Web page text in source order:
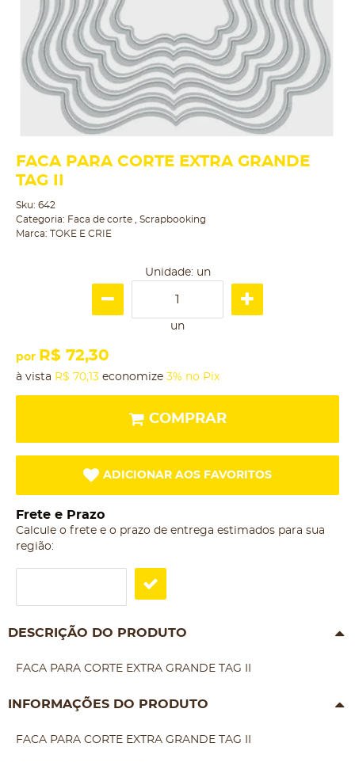
FACA PARA CORTE EXTRA GRANDE
TAG II
Sku: 642
Categoria: Faca de corte
Scrapbooking
Marca: TOKE E CRIE
Unidade: un
un
por R$ 72,30
à vista R$ 70,13 economize 3% no Pix
COMPRAR
ADICIONAR AOS FAVORITOS
Frete e Prazo
Calcule o frete e o prazo de entrega estimados para sua
região:
DESCRIÇÃO DO PRODUTO
FACA PARA CORTE EXTRA GRANDE TAG II
INFORMAÇÕES DO PRODUTO
FACA PARA CORTE EXTRA GRANDE TAG II